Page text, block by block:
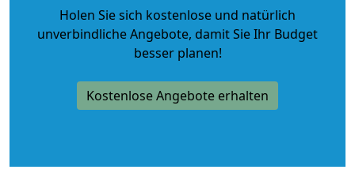
Holen Sie sich kostenlose und natürlich
unverbindliche Angebote, damit Sie Ihr Budget
besser planen!
Kostenlose Angebote erhalten